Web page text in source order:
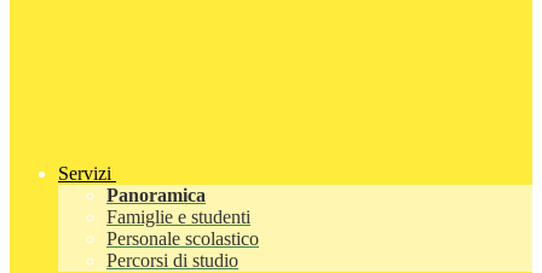
Servizi
Panoramica
Famiglie e studenti
Personale scolastico
Percorsi di studio